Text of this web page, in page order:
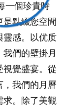
一個珍貴時
點綴您空間
靈感。以优质
們的壁掛月
視覺盛宴。從
，我們的月曆
求。除了美觀